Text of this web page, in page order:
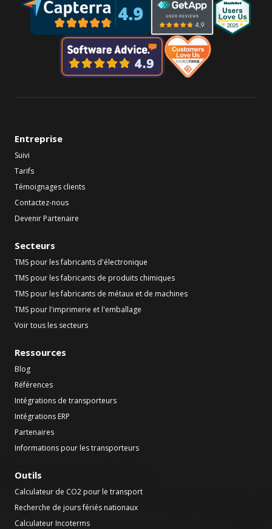
Entreprise
Suivi
Tarifs
Témoignages clients
Contactez-nous
Devenir Partenaire
Secteurs
TMS pour les fabricants d'électronique
TMS pour les fabricants de produits chimiques
TMS pour les fabricants de métaux et de machines
TMS pour l'imprimerie et l'emballage
Voir tous les secteurs
Ressources
Blog
Références
Intégrations de transporteurs
Intégrations ERP
Partenaires
Informations pour les transporteurs
Outils
Calculateur de CO2 pour le transport
Recherche de jours fériés nationaux
Calculateur Incoterms